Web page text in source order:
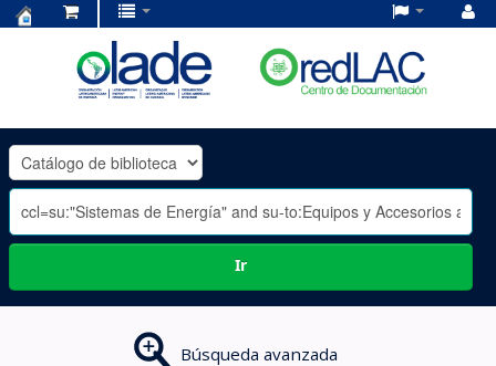
OLADE
-
Ir
Búsqueda avanzada